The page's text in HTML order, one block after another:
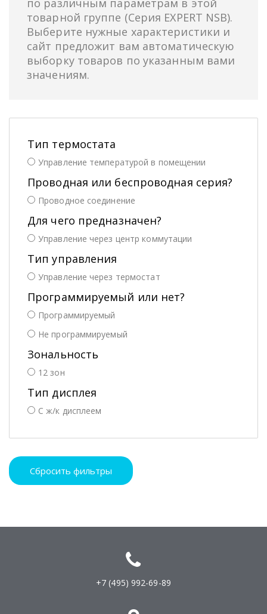
по различным параметрам в этой
товарной группе (Серия EXPERT NSB).
Выберите нужные характеристики и
сайт предложит вам автоматическую
выборку товаров по указанным вами
значениям.
Тип термостата
Управление температурой в помещении
Проводная или беспроводная серия?
Проводное соединение
Для чего предназначен?
Управление через центр коммутации
Тип управления
Управление через термостат
Программируемый или нет?
Программируемый
Не программируемый
Зональность
12 зон
Тип дисплея
С ж/к дисплеем
Сбросить фильтры
+7 (495) 992-69-89